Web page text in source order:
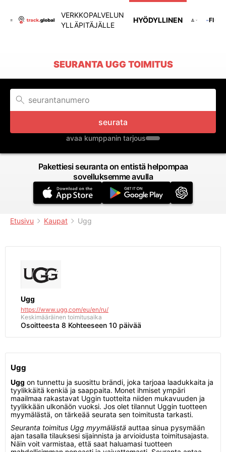
VERKKOPALVELUN
YLLÄPITÄJÄLLE
HYÖDYLLINEN FI
SEURANTA UGG TOIMITUS
seurata
avaa kumppanin tarjous
Pakettiesi seuranta on entistä helpompaa
sovelluksemme avulla
Etusivu Kaupat Ugg
Ugg
https://www.ugg.com/eu/en/ru/
Keskimääräinen toimitusaika
Osoitteesta 8 Kohteeseen 10 päivää
Ugg
Ugg on tunnettu ja suosittu brändi, joka tarjoaa laadukkaita ja
tyylikkäitä kenkiä ja saappaita. Monet ihmiset ympäri
maailmaa rakastavat Uggin tuotteita niiden mukavuuden ja
tyylikkään ulkonäön vuoksi. Jos olet tilannut Uggin tuotteen
myymälästä, on tärkeää seurata sen toimitusta tarkasti.
Seuranta toimitus Ugg myymälästä auttaa sinua pysymään
ajan tasalla tilauksesi sijainnista ja arvioidusta toimitusajasta.
Näin voit varmistaa, että saat haluamasi tuotteen